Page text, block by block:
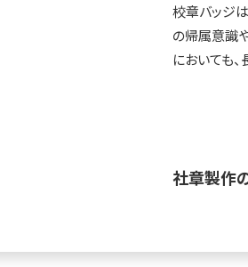
校章バッジ
の帰属意識
においても
社章製作